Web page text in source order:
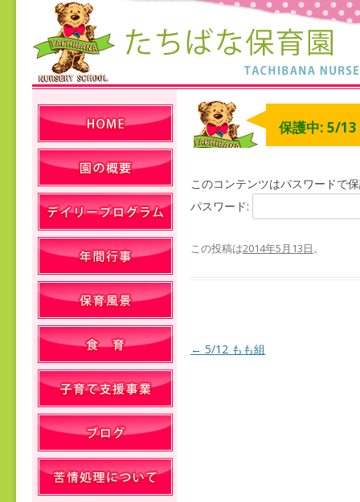
保護中: 5/13
このコンテンツはパスワードで
パスワード:
この投稿は2014年5月13日。
投稿ナビゲーション
← 5/12 もも組